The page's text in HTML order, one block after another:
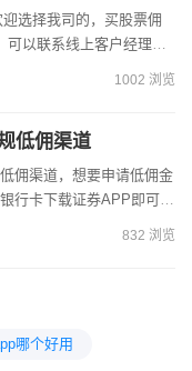
选择我司的，买股票佣
可以联系线上客户经理办
申请一定的...
1002 浏览
低佣渠道
行卡下载证券APP即可在
。目前降低...
832 浏览
哪个好用